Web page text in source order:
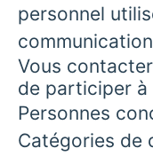
personnel
Vous
de participer à
Personnes
Catégories de